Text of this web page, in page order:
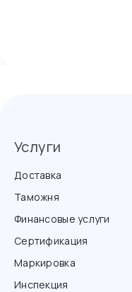
Услуги
Доставка
Таможня
Финансовые услуги
Сертификация
Маркировка
Инспекция